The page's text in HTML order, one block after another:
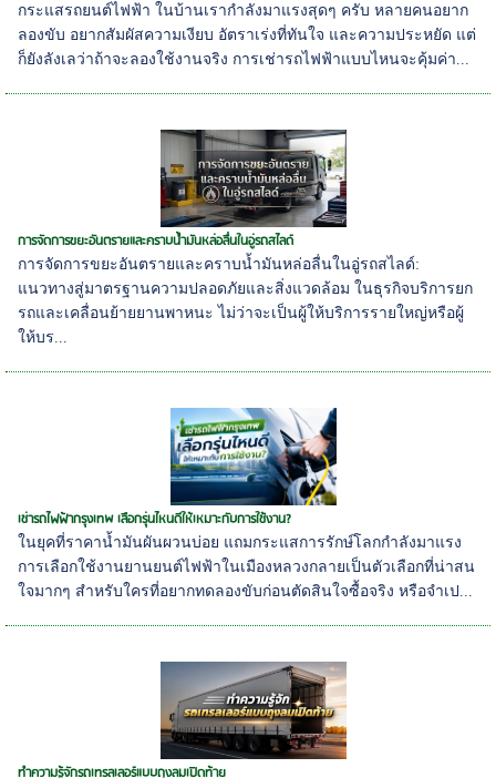
กระแสรถยนต์ไฟฟ้า ในบ้านเรากำลังมาแรงสุดๆ ครับ หลายคนอยาก
ลองขับ อยากสัมผัสความเงียบ อัตราเร่งที่ทันใจ และความประหยัด แต่
ก็ยังลังเลว่าถ้าจะลองใช้งานจริง การเช่ารถไฟฟ้าแบบไหนจะคุ้มค่า...
การจัดการขยะอันตรายและคราบน้ำมันหล่อลื่นในอู่รถสไลด์
การจัดการขยะอันตรายและคราบน้ำมันหล่อลื่นในอู่รถสไลด์:
แนวทางสู่มาตรฐานความปลอดภัยและสิ่งแวดล้อม ในธุรกิจบริการยก
รถและเคลื่อนย้ายยานพาหนะ ไม่ว่าจะเป็นผู้ให้บริการรายใหญ่หรือผู้
ให้บร...
เช่ารถไฟฟ้ากรุงเทพ เลือกรุ่นไหนดีให้เหมาะกับการใช้งาน?
ในยุคที่ราคาน้ำมันผันผวนบ่อย แถมกระแสการรักษ์โลกกำลังมาแรง
การเลือกใช้งานยานยนต์ไฟฟ้าในเมืองหลวงกลายเป็นตัวเลือกที่น่าสน
ใจมากๆ สำหรับใครที่อยากทดลองขับก่อนตัดสินใจซื้อจริง หรือจำเป...
ทำความรู้จักรถเทรลเลอร์แบบถุงลมเปิดท้าย